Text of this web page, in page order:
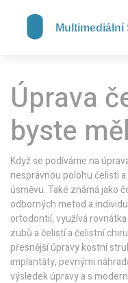
Úprava
byste
Když se podíváme na
nesprávnou polohu čelisti
úsměvu. Také známá jako
odborných metod a
ortodontií,využívá
zubů a čelistíačelistní
přesnější úpravy kostní
implantáty,pevnými
výsledek úpravya s